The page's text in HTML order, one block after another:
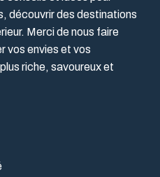
découvrir des destinations
Merci de nous faire
vos envies et vos
riche, savoureux et